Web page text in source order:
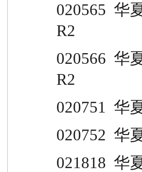
020565  华
R2
020566  华
R2
020751  华
020752  华
021818  华